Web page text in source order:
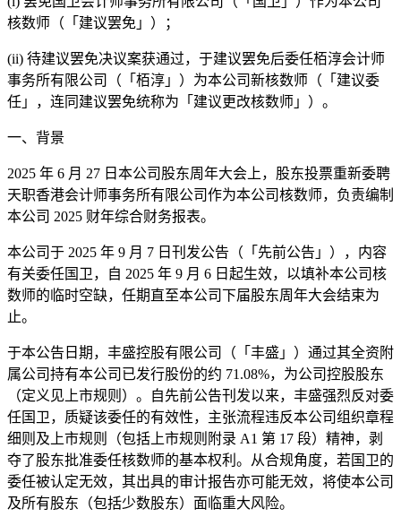
核数师（「建议罢免」）；
(ii) 待建议罢免决议案获通过，于建议罢免后委任栢淳会计师
事务所有限公司（「栢淳」）为本公司新核数师（「建议委
任」，连同建议罢免统称为「建议更改核数师」）。
一、背景
2025 年 6 月 27 日本公司股东周年大会上，股东投票重新委聘
天职香港会计师事务所有限公司作为本公司核数师，负责编制
本公司 2025 财年综合财务报表。
本公司于 2025 年 9 月 7 日刊发公告（「先前公告」），内容
有关委任国卫，自 2025 年 9 月 6 日起生效，以填补本公司核
数师的临时空缺，任期直至本公司下届股东周年大会结束为
止。
于本公告日期，丰盛控股有限公司（「丰盛」）通过其全资附
属公司持有本公司已发行股份的约 71.08%，为公司控股股东
（定义见上市规则）。自先前公告刊发以来，丰盛强烈反对委
任国卫，质疑该委任的有效性，主张流程违反本公司组织章程
细则及上市规则（包括上市规则附录 A1 第 17 段）精神，剥
夺了股东批准委任核数师的基本权利。从合规角度，若国卫的
委任被认定无效，其出具的审计报告亦可能无效，将使本公司
及所有股东（包括少数股东）面临重大风险。